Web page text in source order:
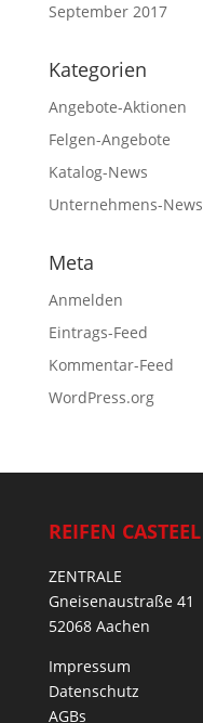
September 2017
Kategorien
Angebote-Aktionen
Felgen-Angebote
Katalog-News
Unternehmens-News
Meta
Anmelden
Eintrags-Feed
Kommentar-Feed
WordPress.org
REIFEN CASTEEL
ZENTRALE
Gneisenaustraße 41
52068 Aachen
Impressum
Datenschutz
AGBs